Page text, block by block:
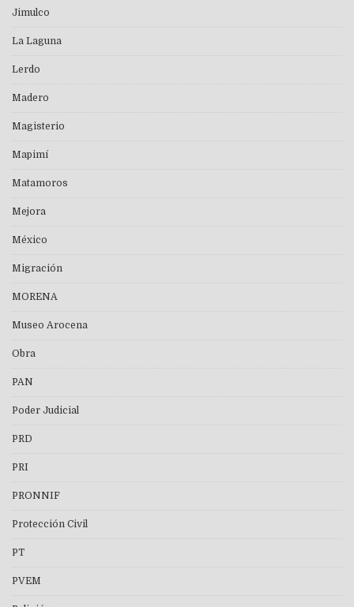
Jimulco
La Laguna
Lerdo
Madero
Magisterio
Mapimí
Matamoros
Mejora
México
Migración
MORENA
Museo Arocena
Obra
PAN
Poder Judicial
PRD
PRI
PRONNIF
Protección Civil
PT
PVEM